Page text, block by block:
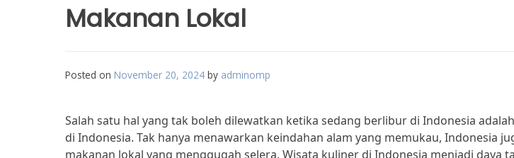
Makanan Lokal
Posted on November 20, 2024 by adminomp
Salah satu hal yang tak boleh dilewatkan ketika sedang berlibur di Indonesia
di Indonesia. Tak hanya menawarkan keindahan alam yang memukau, Indonesia
makanan lokal yang menggugah selera. Wisata kuliner di Indonesia menjadi daya